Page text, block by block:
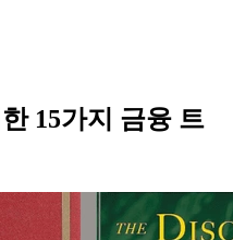
15가지 금융 트